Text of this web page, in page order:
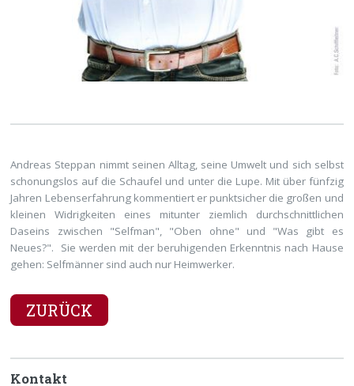
Andreas Steppan nimmt seinen Alltag, seine Umwelt und sich selbst
schonungslos auf die Schaufel und unter die Lupe. Mit über fünfzig
Jahren Lebenserfahrung kommentiert er punktsicher die großen und
kleinen Widrigkeiten eines mitunter ziemlich durchschnittlichen
Daseins zwischen "Selfman", "Oben ohne" und "Was gibt es
Neues?". Sie werden mit der beruhigenden Erkenntnis nach Hause
gehen: Selfmänner sind auch nur Heimwerker.
ZURÜCK
Kontakt